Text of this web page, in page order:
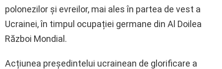
polonezilor și evreilor, mai ales în partea de vest a
Ucrainei, în timpul ocupației germane din Al Doilea
Război Mondial.
Acțiunea președintelui ucrainean de glorificare a